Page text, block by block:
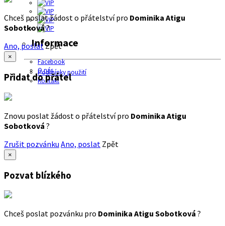
Informace
Facebook
O nás
Podmínky použití
Kontakt
Chceš poslat žádost o přátelství pro Dominika Atigu
Sobotková?
Ano, poslatZpět
×
Přidat do přátel
Znovu poslat žádost o přátelství pro Dominika Atigu
Sobotková ?
Zrušit pozvánku Ano, poslat Zpět
×
Pozvat blízkého
Chceš poslat pozvánku pro Dominika Atigu Sobotková ?